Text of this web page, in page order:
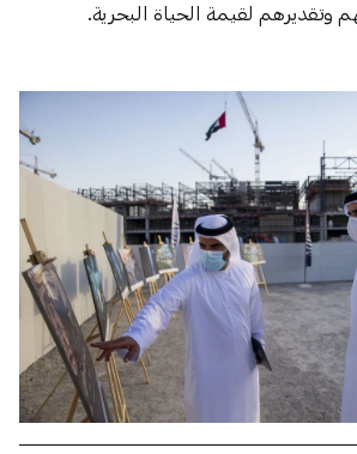
وتقديرهم لقيمة الحياة البحرية.